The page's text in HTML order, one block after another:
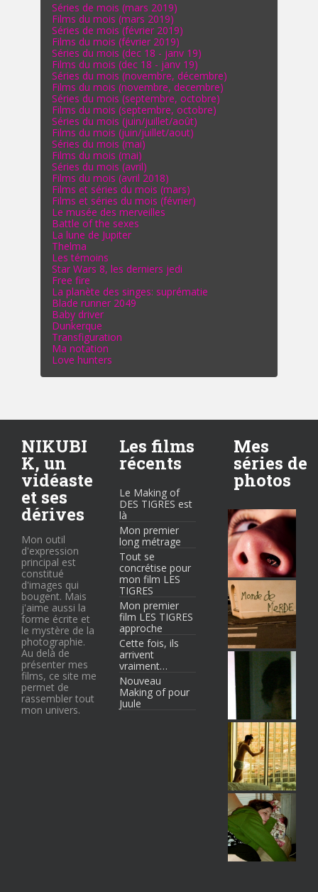
Séries de mois (mars 2019)
Films du mois (mars 2019)
Séries de mois (février 2019)
Films du mois (février 2019)
Séries du mois (dec 18 - janv 19)
Films du mois (dec 18 - janv 19)
Séries du mois (novembre, décembre)
Films du mois (novembre, decembre)
Séries du mois (septembre, octobre)
Films du mois (septembre, octobre)
Séries du mois (juin/juillet/août)
Films du mois (juin/juillet/aout)
Séries du mois (mai)
Films du mois (mai)
Séries du mois (avril)
Films du mois (avril 2018)
Films et séries du mois (mars)
Films et séries du mois (février)
Le musée des merveilles
Battle of the sexes
La lune de Jupiter
Thelma
Les témoins
Star Wars 8, les derniers jedi
Free fire
La planète des singes: suprématie
Blade runner 2049
Baby driver
Dunkerque
Transfiguration
Ma notation
Love hunters
NIKUBI
K, un
vidéaste
et ses
dérives
Mon outil
d'expression
principal est
constitué
d'images qui
bougent. Mais
j'aime aussi la
forme écrite et
le mystère de la
photographie.
Au delà de
présenter mes
films, ce site me
permet de
rassembler tout
mon univers.
Les films
récents
Le Making of
DES TIGRES est
là
Mon premier
long métrage
Tout se
concrétise pour
mon film LES
TIGRES
Mon premier
film LES TIGRES
approche
Cette fois, ils
arrivent
vraiment…
Nouveau
Making of pour
Juule
Mes
séries de
photos